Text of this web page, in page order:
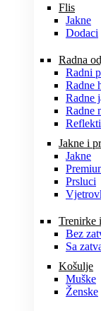
Flis
Jakne
Dodaci
Radna
Radni
Radne
Radne
Radne
Jakne i
Jakne
Prsluci
Trenirke
Bez
Sa
Košulje
Muške
Ženske